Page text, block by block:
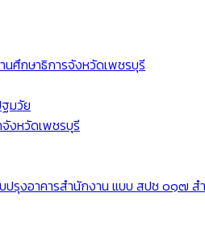
ศึกษาธิการจังหวัดเพชรบุรี
มวัย
งหวัดเพชรบุรี
รุงอาคารสำนักงาน แบบ สปช ๐๑๗ ส